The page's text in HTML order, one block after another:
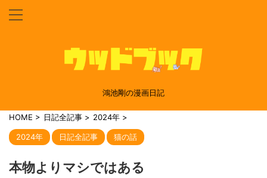
鴻池剛の漫画日記
HOME > 日記全記事 > 2024年 >
2024年 日記全記事 猫の話
本物よりマシではある